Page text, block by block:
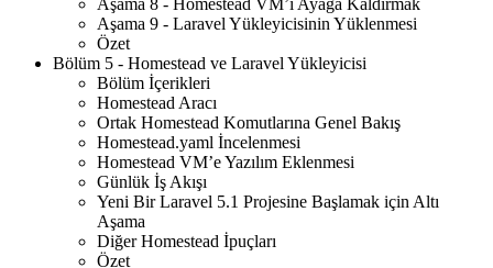
Aşama 8 - Homestead VM’i Ayağa Kaldırmak
Aşama 9 - Laravel Yükleyicisinin Yüklenmesi
Özet
Bölüm 5 - Homestead ve Laravel Yükleyicisi
Bölüm İçerikleri
Homestead Aracı
Ortak Homestead Komutlarına Genel Bakış
Homestead.yaml İncelenmesi
Homestead VM’e Yazılım Eklenmesi
Günlük İş Akışı
Yeni Bir Laravel 5.1 Projesine Başlamak için Altı
Aşama
Diğer Homestead İpuçları
Özet